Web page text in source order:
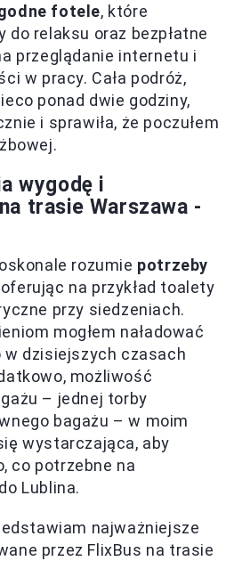
fotele, które
do relaksu oraz bezpłatne
przeglądanie internetu i
w pracy. Cała podróż,
ponad dwie godziny,
i sprawiła, że poczułem
wygodę i
trasie Warszawa -
rozumie potrzeby
oferując na przykład toalety
przy siedzeniach.
mogłem naładować
w dzisiejszych czasach
możliwość
– jednej torby
bagażu – w moim
wystarczająca, aby
co potrzebne na
Lublina.
najważniejsze
przez FlixBus na trasie